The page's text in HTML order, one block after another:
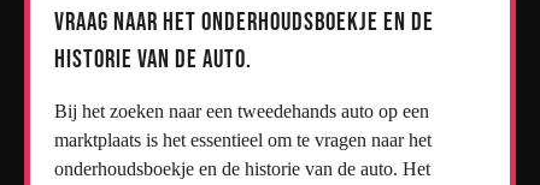
Vraag naar het onderhoudsboekje en de
historie van de auto.
Bij het zoeken naar een tweedehands auto op een
marktplaats is het essentieel om te vragen naar het
onderhoudsboekje en de historie van de auto. Het